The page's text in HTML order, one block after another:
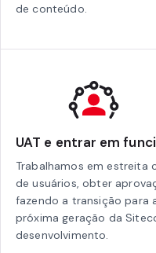
de conteúdo.
UAT e entrar em
Trabalhamos em estreita
de usuários, obter
fazendo a transição para
próxima geração da
desenvolvimento.